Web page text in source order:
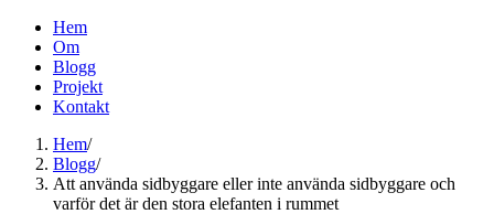
Hem
Om
Blogg
Projekt
Kontakt
Hem/
Blogg/
Att använda sidbyggare eller inte använda sidbyggare och
varför det är den stora elefanten i rummet